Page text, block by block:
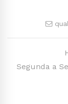
Segunda a